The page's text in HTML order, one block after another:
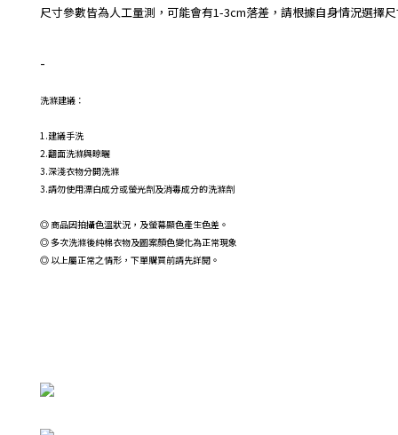
尺寸參數皆為人工量測，可能會有1-3cm落差，請根據自身情況選擇
-
洗滌建議：
1.建議手洗
2.翻面洗滌與晾曬
3.深淺衣物分開洗滌
3.請勿使用漂白成分或螢光劑及消毒成分的洗滌劑
◎ 商品因拍攝色溫狀況，及螢幕顯色產生色差。
◎ 多次洗滌後純棉衣物及圖案顏色變化為正常現象
◎ 以上屬正常之情形，下單購買前請先詳閱。